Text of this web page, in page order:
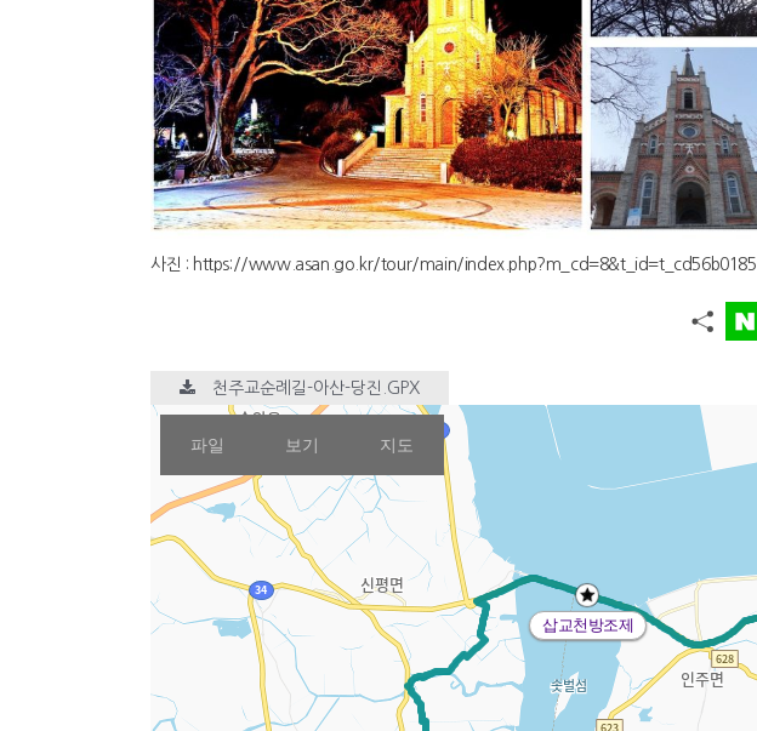
사진 : https://www.asan.go.kr/tour/main/index.php?m_cd=8&t_id=t_cd56b0185
천주교순례길-아산-당진.GPX